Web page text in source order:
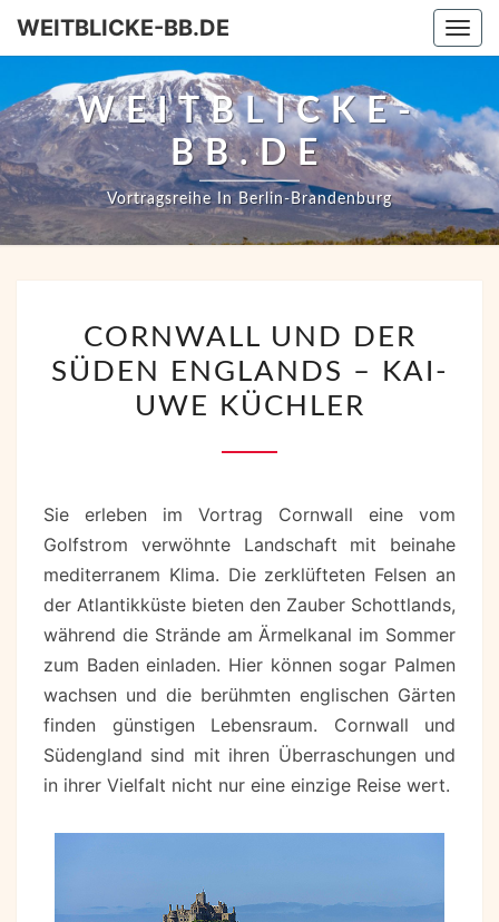
WEITBLICKE-BB.DE
WEITBLICKE-
BB.DE
Vortragsreihe In Berlin-Brandenburg
UND
DER
SÜDEN
UWE
KÜCHLER
CORNWALL UND DER
SÜDEN ENGLANDS – KAI-
UWE KÜCHLER
Sie erleben im Vortrag Cornwall eine vom
Golfstrom verwöhnte Landschaft mit beinahe
mediterranem Klima. Die zerklüfteten Felsen an
der Atlantikküste bieten den Zauber Schottlands,
während die Strände am Ärmelkanal im Sommer
zum Baden einladen. Hier können sogar Palmen
wachsen und die berühmten englischen Gärten
finden günstigen Lebensraum. Cornwall und
Südengland sind mit ihren Überraschungen und
in ihrer Vielfalt nicht nur eine einzige Reise wert.